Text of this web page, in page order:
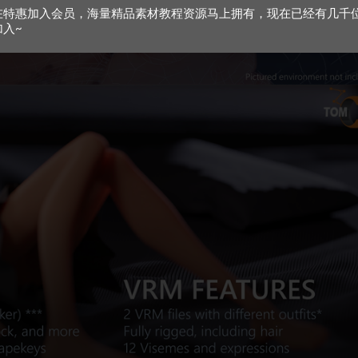
特惠加入会员，海量精品素材教程资源马上拥有，现在已经有几千
入~